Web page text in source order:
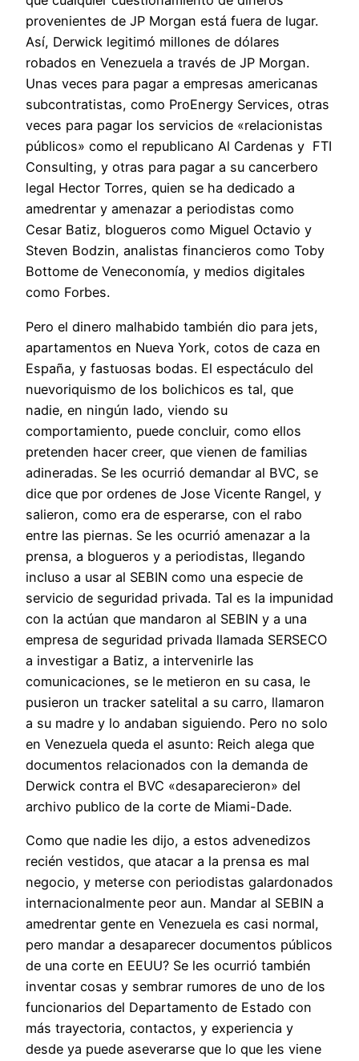
provenientes de JP Morgan está fuera de lugar.
Así, Derwick legitimó millones de dólares
robados en Venezuela a través de JP Morgan.
Unas veces para pagar a empresas americanas
subcontratistas, como ProEnergy Services, otras
veces para pagar los servicios de «relacionistas
públicos» como el republicano Al Cardenas y FTI
Consulting, y otras para pagar a su cancerbero
legal Hector Torres, quien se ha dedicado a
amedrentar y amenazar a periodistas como
Cesar Batiz, blogueros como Miguel Octavio y
Steven Bodzin, analistas financieros como Toby
Bottome de Veneconomía, y medios digitales
como Forbes.
Pero el dinero malhabido también dio para jets,
apartamentos en Nueva York, cotos de caza en
España, y fastuosas bodas. El espectáculo del
nuevoriquismo de los bolichicos es tal, que
nadie, en ningún lado, viendo su
comportamiento, puede concluir, como ellos
pretenden hacer creer, que vienen de familias
adineradas. Se les ocurrió demandar al BVC, se
dice que por ordenes de Jose Vicente Rangel, y
salieron, como era de esperarse, con el rabo
entre las piernas. Se les ocurrió amenazar a la
prensa, a blogueros y a periodistas, llegando
incluso a usar al SEBIN como una especie de
servicio de seguridad privada. Tal es la impunidad
con la actúan que mandaron al SEBIN y a una
empresa de seguridad privada llamada SERSECO
a investigar a Batiz, a intervenirle las
comunicaciones, se le metieron en su casa, le
pusieron un tracker satelital a su carro, llamaron
a su madre y lo andaban siguiendo. Pero no solo
en Venezuela queda el asunto: Reich alega que
documentos relacionados con la demanda de
Derwick contra el BVC «desaparecieron» del
archivo publico de la corte de Miami-Dade.
Como que nadie les dijo, a estos advenedizos
recién vestidos, que atacar a la prensa es mal
negocio, y meterse con periodistas galardonados
internacionalmente peor aun. Mandar al SEBIN a
amedrentar gente en Venezuela es casi normal,
pero mandar a desaparecer documentos públicos
de una corte en EEUU? Se les ocurrió también
inventar cosas y sembrar rumores de uno de los
funcionarios del Departamento de Estado con
más trayectoria, contactos, y experiencia y
desde ya puede aseverarse que lo que les viene